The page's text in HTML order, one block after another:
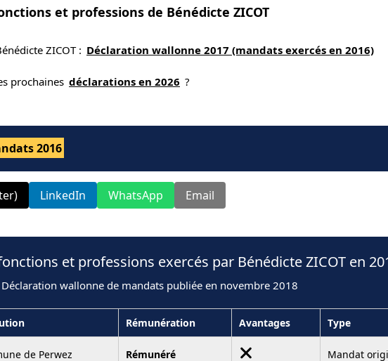
et professions de Bénédicte ZICOT
ZICOT : Déclaration wallonne 2017 (mandats exercés en 2016)
prochaines déclarations en 2026 ?
2016
LinkedIn WhatsApp Email
et professions exercés par Bénédicte ZICOT en
Déclaration wallonne de mandats publiée en novembre 2018
Rémunération Avantages Type
de Perwez Rémunéré Mandat